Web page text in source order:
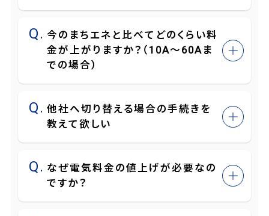
今のまちエネと比べてどのくらい料
金が上がりますか？（10A～60Aま
での場合）
他社へ切り替える場合の手続きを
教えて欲しい
なぜ電気料金の値上げが必要なの
ですか？